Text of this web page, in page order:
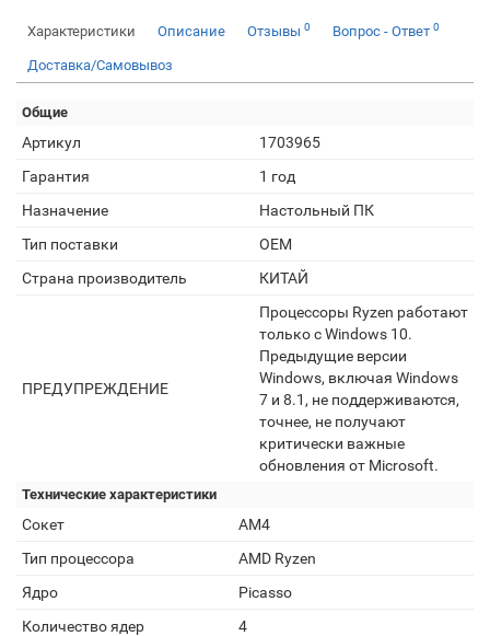
Характеристики Описание Отзывы 0 Вопрос - Ответ 0
Доставка/Самовывоз
Общие
Артикул
1703965
Гарантия
1 год
Назначение
Настольный ПК
Тип поставки
OEM
Страна производитель
КИТАЙ
ПРЕДУПРЕЖДЕНИЕ
Процессоры Ryzen работают
только с Windows 10.
Предыдущие версии
Windows, включая Windows
7 и 8.1, не поддерживаются,
точнее, не получают
критически важные
обновления от Microsoft.
Технические характеристики
Сокет
AM4
Тип процессора
AMD Ryzen
Ядро
Picasso
Количество ядер
4